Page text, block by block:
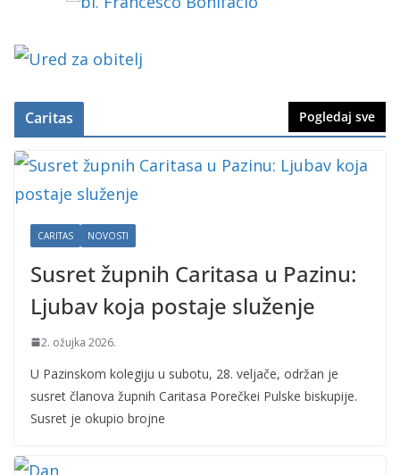
Caritas Pogledaj sve
CARITAS NOVOSTI
Susret župnih Caritasa u Pazinu:
Ljubav koja postaje služenje
2. ožujka 2026.
U Pazinskom kolegiju u subotu, 28. veljače, održan je
susret članova župnih Caritasa Porečkei Pulske biskupije.
Susret je okupio brojne